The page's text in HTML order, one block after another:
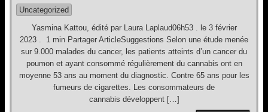
Uncategorized
Yasmina Kattou, édité par Laura Laplaud06h53 . le 3 février
2023 . 1 min Partager ArticleSuggestions Selon une étude menée
sur 9.000 malades du cancer, les patients atteints d’un cancer du
poumon et ayant consommé régulièrement du cannabis ont en
moyenne 53 ans au moment du diagnostic. Contre 65 ans pour les
fumeurs de cigarettes. Les consommateurs de
cannabis développent […]